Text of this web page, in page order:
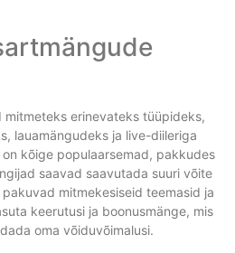
mitmeteks erinevateks tüüpideks,
lauamängudeks ja live-diileriga
kõige populaarsemad, pakkudes
saavad saavutada suuri võite
mitmekesiseid teemasid ja
keerutusi ja boonusmänge, mis
oma võiduvõimalusi.